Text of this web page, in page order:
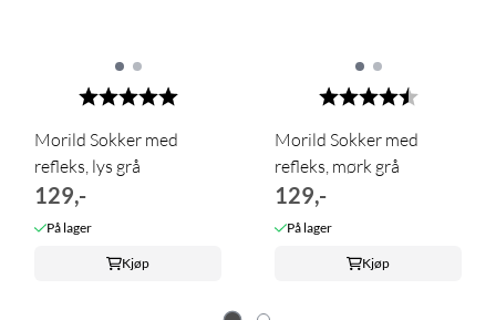
Karakter: 5.0 av 5 mulige
Morild Sokker med
refleks, lys grå
129,-
På lager
Kjøp
Karakter: 4.4 av 5
Morild Sokker med
refleks, mørk grå
129,-
På lager
Kjøp